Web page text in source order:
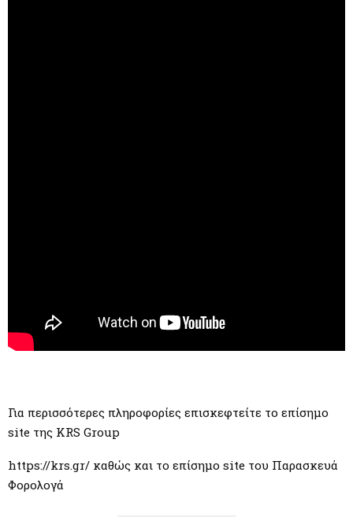
Για περισσότερες πληροφορίες επισκεφτείτε το επίσημο
site της KRS Group
https://krs.gr/ καθώς και το επίσημο site του Παρασκευά
Φορολογά